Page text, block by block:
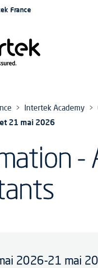
France
Intertek Academy
21 mai 2026
-
2026-21 mai